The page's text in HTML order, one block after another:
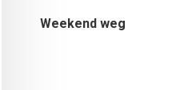
Weekend weg